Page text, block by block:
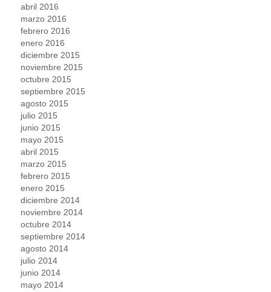
abril 2016
marzo 2016
febrero 2016
enero 2016
diciembre 2015
noviembre 2015
octubre 2015
septiembre 2015
agosto 2015
julio 2015
junio 2015
mayo 2015
abril 2015
marzo 2015
febrero 2015
enero 2015
diciembre 2014
noviembre 2014
octubre 2014
septiembre 2014
agosto 2014
julio 2014
junio 2014
mayo 2014